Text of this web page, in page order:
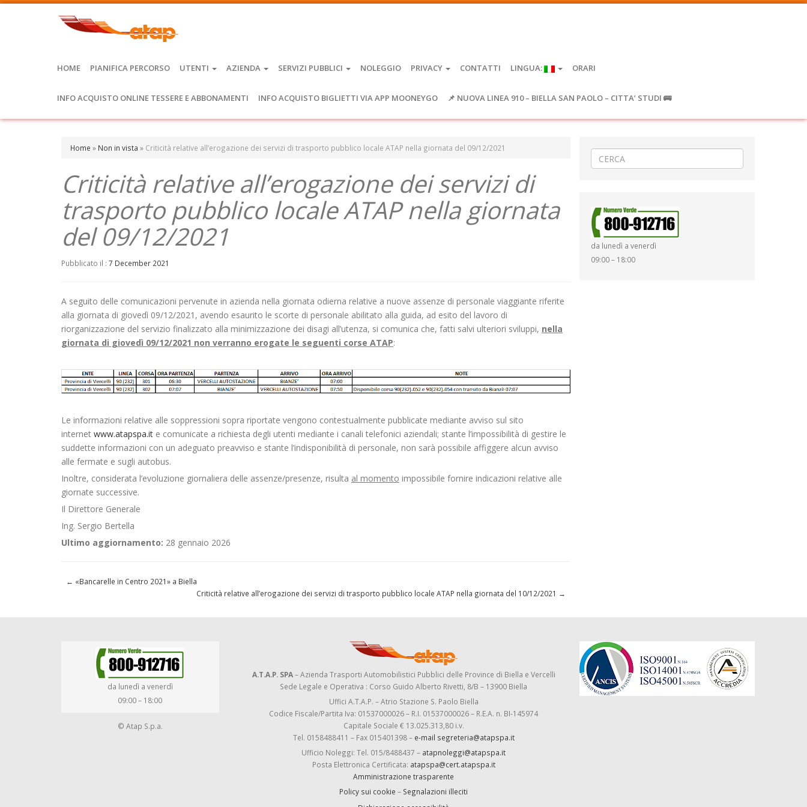
HOME PIANIFICA PERCORSO UTENTI AZIENDA SERVIZI PUBBLICI NOLEGGIO PRIVACY CONTATTI LINGUA: ORARI
INFO ACQUISTO ONLINE TESSERE E ABBONAMENTI INFO ACQUISTO BIGLIETTI VIA APP MOONEYGO 📌 NUOVA LINEA 910 – BIELLA SAN PAOLO – CITTA’ STUDI 🚌
Home » Non in vista » Criticità relative all’erogazione dei servizi di trasporto pubblico locale ATAP nella giornata del 09/12/2021
Criticità relative all’erogazione dei servizi di
trasporto pubblico locale ATAP nella giornata
del 09/12/2021
Pubblicato il : 7 December 2021
A seguito delle comunicazioni pervenute in azienda nella giornata odierna relative a nuove assenze di personale viaggiante riferite
alla giornata di giovedì 09/12/2021, avendo esaurito le scorte di personale abilitato alla guida, ad esito del lavoro di
riorganizzazione del servizio finalizzato alla minimizzazione dei disagi all’utenza, si comunica che, fatti salvi ulteriori sviluppi, nella
giornata di giovedì 09/12/2021 non verranno erogate le seguenti corse ATAP:
Le informazioni relative alle soppressioni sopra riportate vengono contestualmente pubblicate mediante avviso sul sito
internet www.atapspa.it e comunicate a richiesta degli utenti mediante i canali telefonici aziendali; stante l’impossibilità di gestire le
suddette informazioni con un adeguato preavviso e stante l’indisponibilità di personale, non sarà possibile affiggere alcun avviso
alle fermate e sugli autobus.
Inoltre, considerata l’evoluzione giornaliera delle assenze/presenze, risulta al momento impossibile fornire indicazioni relative alle
giornate successive.
Il Direttore Generale
Ing. Sergio Bertella
Ultimo aggiornamento: 28 gennaio 2026
← «Bancarelle in Centro 2021» a Biella
Criticità relative all’erogazione dei servizi di trasporto pubblico locale ATAP nella giornata del 10/12/2021 →
da lunedì a venerdì
09:00 – 18:00
da lunedì a venerdì
09:00 – 18:00
© Atap S.p.a.
A.T.A.P. SPA– Azienda Trasporti Automobilistici Pubblici delle Province di Biella e Vercelli
Sede Legale e Operativa : Corso Guido Alberto Rivetti, 8/B – 13900 Biella
Uffici A.T.A.P. – Atrio Stazione S. Paolo Biella
Codice Fiscale/Partita Iva: 01537000026 – R.I. 01537000026 – R.E.A. n. BI-145974
Capitale Sociale € 13.025.313,80 i.v.
Tel. 0158488411 – Fax 015401398 – e-mail segreteria@atapspa.it
Ufficio Noleggi: Tel. 015/8488437 – atapnoleggi@atapspa.it
Posta Elettronica Certificata: atapspa@cert.atapspa.it
Amministrazione trasparente
Policy sui cookie – Segnalazioni illeciti